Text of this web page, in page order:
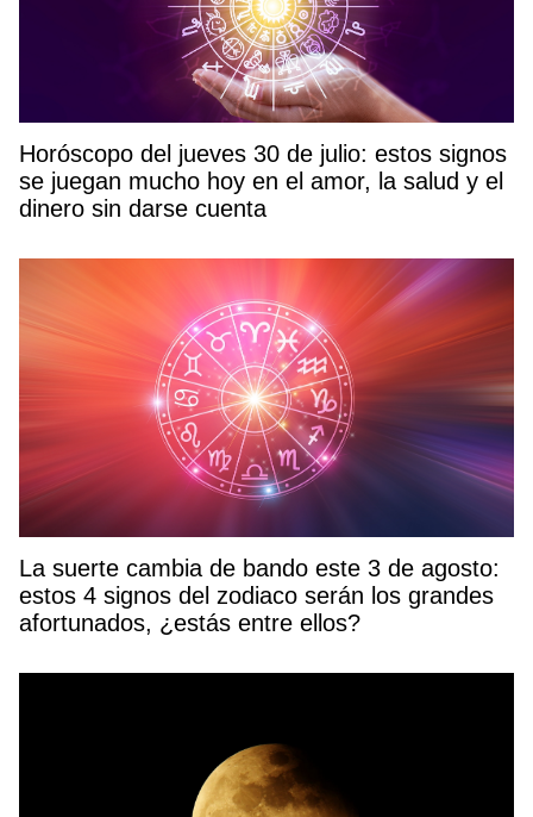
Horóscopo del jueves 30 de julio: estos signos
se juegan mucho hoy en el amor, la salud y el
dinero sin darse cuenta
La suerte cambia de bando este 3 de agosto:
estos 4 signos del zodiaco serán los grandes
afortunados, ¿estás entre ellos?